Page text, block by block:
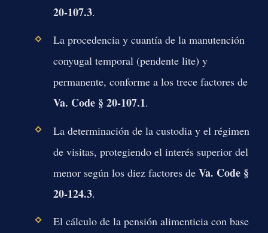
20-107.3.
La procedencia y cuantía de la manutención
conyugal temporal (pendente lite) y
permanente, conforme a los trece factores de
Va. Code § 20-107.1.
La determinación de la custodia y el régimen
de visitas, protegiendo el interés superior del
menor según los diez factores de Va. Code §
20-124.3.
El cálculo de la pensión alimenticia con base